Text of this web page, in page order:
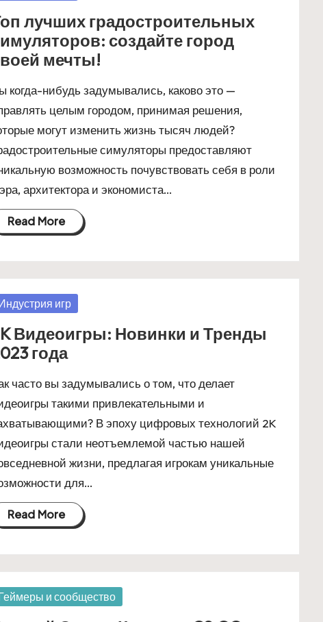
лучших градостроительных
создайте город
мечты!
когда-нибудь задумывались, каково это —
целым городом, принимая решения,
могут изменить жизнь тысяч людей?
симуляторы предоставляют
возможность почувствовать себя в роли
архитектора и экономиста…
Read More
игр
Видеоигры: Новинки и Тренды
года
часто вы задумывались о том, что делает
такими привлекательными и
В эпоху цифровых технологий 2K
стали неотъемлемой частью нашей
жизни, предлагая игрокам уникальные
для…
Read More
и сообщество